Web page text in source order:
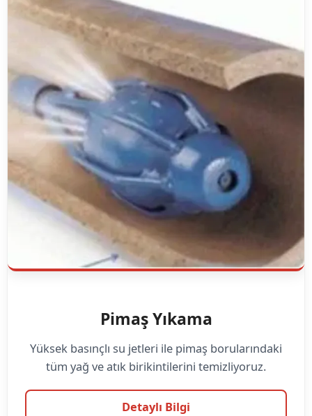
Pimaş Yıkama
Yüksek basınçlı su jetleri ile pimaş borularındaki
tüm yağ ve atık birikintilerini temizliyoruz.
Detaylı Bilgi